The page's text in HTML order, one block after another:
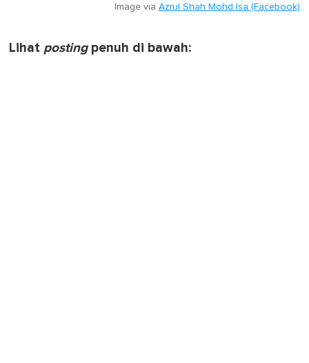
Image via Azrul Shah Mohd Isa (Facebook)
Lihat postingpenuh di bawah: